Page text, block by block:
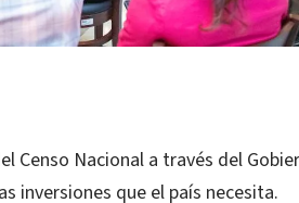
Censo Nacional a través del
inversiones que el país necesita.